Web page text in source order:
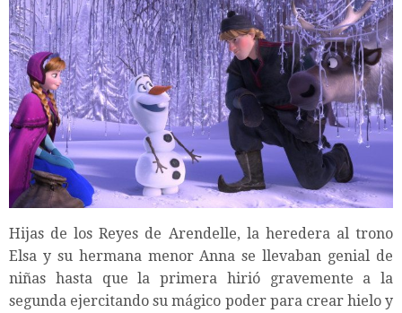
Hijas de los Reyes de Arendelle, la heredera al trono
Elsa y su hermana menor Anna se llevaban genial de
niñas hasta que la primera hirió gravemente a la
segunda ejercitando su mágico poder para crear hielo y